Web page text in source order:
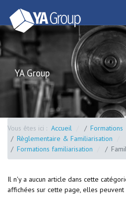
YA Group
Vous êtes ici : Accueil
Formations
Règlementaire & Familiarisation
Formations familiarisation
Il n'y a aucun article dans cette
affichées sur cette page, elles